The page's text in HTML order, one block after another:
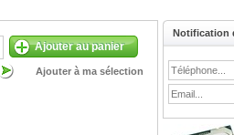
Ajouter au panier
Ajouter à ma sélection
Notification